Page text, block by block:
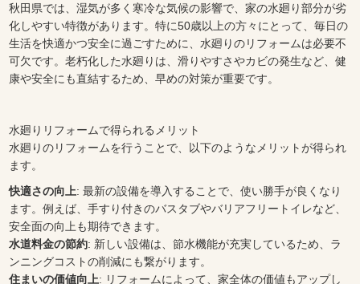
秋田県では、湿気が多く寒冷な気候の影響で、家の水廻り部分が劣
化しやすい特徴があります。特に50歳以上の方々にとって、毎日の
生活を快適かつ安全に過ごすために、水廻りのリフォームは必要不
可欠です。老朽化した水廻りは、滑りやすさやカビの発生など、健
康や安全にも直結するため、早めの対策が重要です。
水廻りリフォームで得られるメリット
水廻りのリフォームを行うことで、以下のようなメリットが得られ
ます。
快適さの向上: 最新の設備を導入することで、使い勝手が良くなり
ます。例えば、手すり付きのバスタブやバリアフリートイレなど、
安全面の向上も期待できます。
水道料金の節約: 新しい設備は、節水機能が充実しているため、ラ
ンニングコストの削減にも繋がります。
住まいの価値向上: リフォームによって、家全体の価値もアップし